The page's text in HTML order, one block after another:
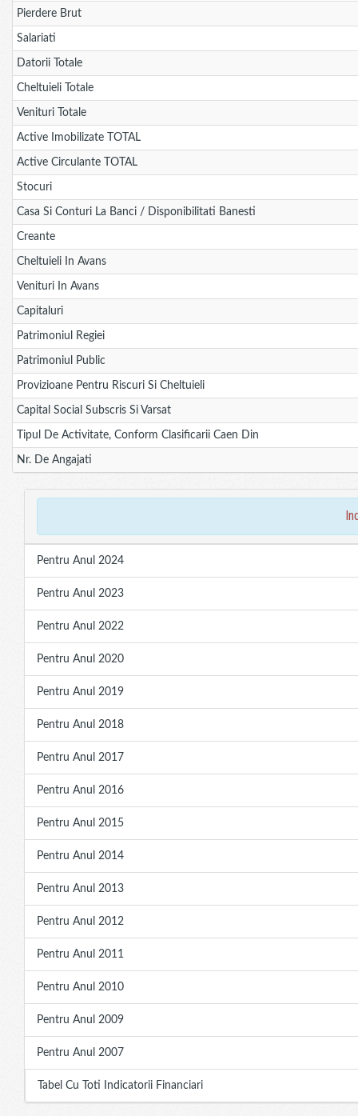
Pierdere Brut
Salariati
Datorii Totale
Cheltuieli Totale
Venituri Totale
Active Imobilizate TOTAL
Active Circulante TOTAL
Stocuri
Casa Si Conturi La Banci / Disponibilitati Banesti
Creante
Cheltuieli In Avans
Venituri In Avans
Capitaluri
Patrimoniul Regiei
Patrimoniul Public
Provizioane Pentru Riscuri Si Cheltuieli
Capital Social Subscris Si Varsat
Tipul De Activitate, Conform Clasificarii Caen Din
Nr. De Angajati
Pentru Anul 2024
Pentru Anul 2023
Pentru Anul 2022
Pentru Anul 2020
Pentru Anul 2019
Pentru Anul 2018
Pentru Anul 2017
Pentru Anul 2016
Pentru Anul 2015
Pentru Anul 2014
Pentru Anul 2013
Pentru Anul 2012
Pentru Anul 2011
Pentru Anul 2010
Pentru Anul 2009
Pentru Anul 2007
Tabel Cu Toti Indicatorii Financiari